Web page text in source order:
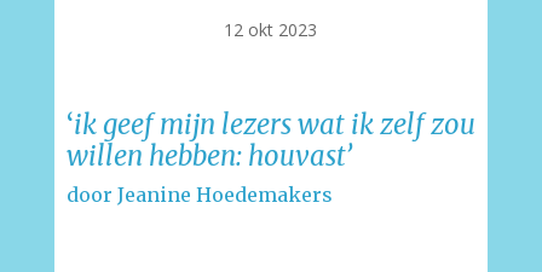
12 okt 2023
‘ik geef mijn lezers wat ik zelf zou
willen hebben: houvast’
door Jeanine Hoedemakers